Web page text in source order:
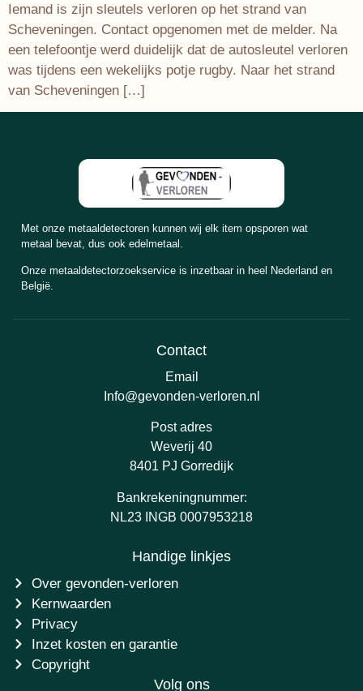
Iemand is zijn sleutels verloren op het strand van
Scheveningen. Contact opgenomen met de melder. Na
een telefoontje werd duidelijk dat de autosleutel verloren
was tijdens een wekelijks potje rugby. Naar het strand
van Scheveningen […]
Met onze metaaldetectoren kunnen wij elk item opsporen wat
metaal bevat, dus ook edelmetaal.
Onze metaaldetectorzoekservice is inzetbaar in heel Nederland en
België.
Contact
Email
Info@gevonden-verloren.nl
Post adres
Weverij 40
8401 PJ Gorredijk
Bankrekeningnummer:
NL23 INGB 0007953218
Handige linkjes
Over gevonden-verloren
Kernwaarden
Privacy
Inzet kosten en garantie
Copyright
Volg ons